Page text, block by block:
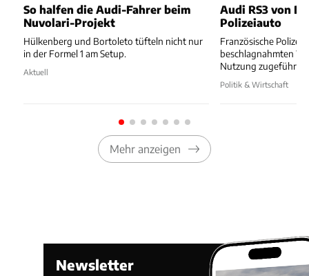
So halfen die Audi-Fahrer beim
Nuvolari-Projekt
Hülkenberg und Bortoleto tüfteln nicht nur
in der Formel 1 am Setup.
Aktuell
Audi RS3 von
Polizeiauto
Französische Polizei
beschlagnahmten
Nutzung zugeführt.
Politik & Wirtschaft
Mehr anzeigen
Newsletter